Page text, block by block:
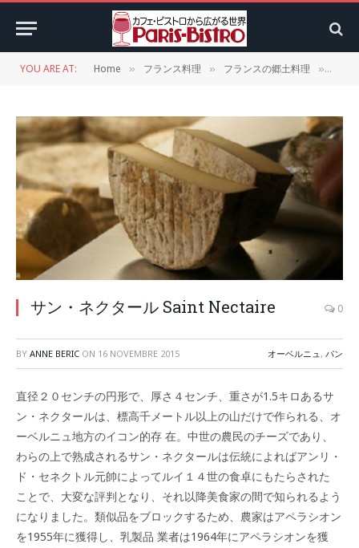
YOU ARE AT: Home » フランス料理 » フランスの郷土料理 »
サン・ネクタール Saint Nectaire 0
BY ANNE BERIC ON 16 NOVEMBRE 2015 オーベルニュ, パン
直径２０センチの円形で、厚さ４センチ、重さが1.5キロあるサ
ン・ネクタールは、標高千メートル以上の山だけで作られる、オ
ーベルニュ地方のイコン的存 在。中世の農民のチーズであり、
わらの上で熟成されるサン・ネクタールは伝統によればアンリ・
ド・セネクトル元帥によってルイ１４世の食卓にもたらされた
ことで、大変な評判となり、それ以降美食家の間で知られるよう
になりました。類似品をブロックするため、農家はアペラシオン
を1955年に獲得し、乳製品 業者は1964年にアペラシオンを獲